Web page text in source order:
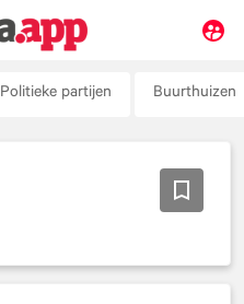
Politieke partijen Buurthuizen